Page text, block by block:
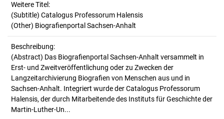
Weitere Titel:
(Subtitle) Catalogus Professorum Halensis
(Other) Biografienportal Sachsen-Anhalt
Beschreibung:
(Abstract) Das Biografienportal Sachsen-Anhalt versammelt in
Erst- und Zweitveröffentlichung oder zu Zwecken der
Langzeitarchivierung Biografien von Menschen aus und in
Sachsen-Anhalt. Integriert wurde der Catalogus Professorum
Halensis, der durch Mitarbeitende des Instituts für Geschichte der
Martin-Luther-Un...